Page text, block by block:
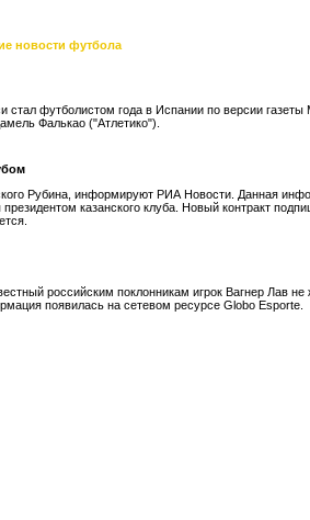
новости футбола
футболистом года в Испании по версии газеты
Фалькао ("Атлетико").
Рубина, информируют РИА Новости. Данная
казанского клуба. Новый контракт
российским поклонникам игрок Вагнер Лав не
появилась на сетевом ресурсе Globo Esporte.